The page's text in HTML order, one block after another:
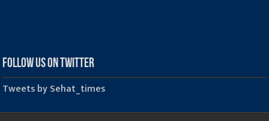
Follow us on Twitter
Tweets by Sehat_times